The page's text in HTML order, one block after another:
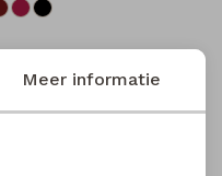
D-zineMeer informatie